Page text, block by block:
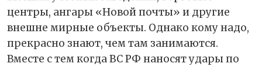
центры, ангары «Новой почты» и другие
внешне мирные объекты. Однако кому надо,
прекрасно знают, чем там занимаются.
Вместе с тем когда ВС РФ наносят удары по